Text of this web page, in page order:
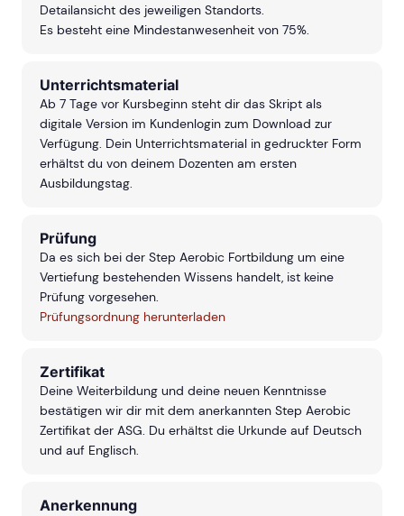
Detailansicht des jeweiligen Standorts.
Es besteht eine Mindestanwesenheit von 75%.
Unterrichtsmaterial
Ab 7 Tage vor Kursbeginn steht dir das Skript als
digitale Version im Kundenlogin zum Download zur
Verfügung. Dein Unterrichtsmaterial in gedruckter Form
erhältst du von deinem Dozenten am ersten
Ausbildungstag.
Prüfung
Da es sich bei der Step Aerobic Fortbildung um eine
Vertiefung bestehenden Wissens handelt, ist keine
Prüfung vorgesehen.
Prüfungsordnung herunterladen
Zertifikat
Deine Weiterbildung und deine neuen Kenntnisse
bestätigen wir dir mit dem anerkannten Step Aerobic
Zertifikat der ASG. Du erhältst die Urkunde auf Deutsch
und auf Englisch.
Anerkennung